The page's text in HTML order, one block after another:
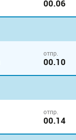
00.06
отпр.
00.10
отпр.
00.14